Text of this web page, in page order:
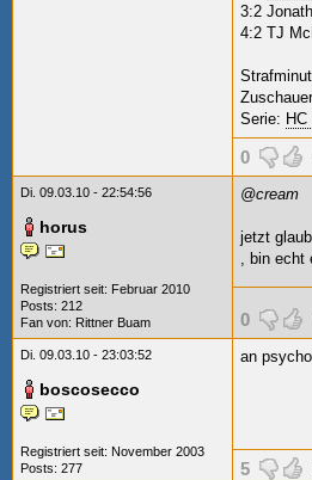
3:2
4:2 TJ
Serie:
0
Di. 09.03.10 - 22:54:56
horus
Registriert seit: Februar 2010
Posts: 212
Fan von: Rittner Buam
@cream
jetzt
, bin echt
0
Di. 09.03.10 - 23:03:52
boscosecco
Registriert seit: November 2003
Posts: 277
an
5